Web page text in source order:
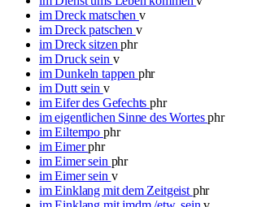
im Dreck matschen v
im Dreck patschen v
im Dreck sitzenphr
im Druck sein v
im Dunkeln tappen phr
im Dutt sein v
im Eifer des Gefechtsphr
im eigentlichen Sinne des Wortesphr
im Eiltempo phr
im Eimerphr
im Eimer sein phr
im Eimer sein v
im Einklang mit dem Zeitgeist phr